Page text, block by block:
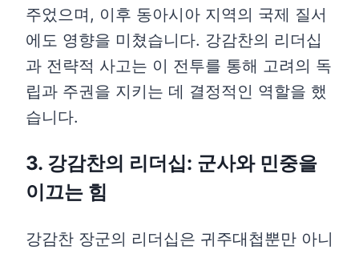
주었으며, 이후 동아시아 지역의 국제 질서
에도 영향을 미쳤습니다. 강감찬의 리더십
과 전략적 사고는 이 전투를 통해 고려의 독
립과 주권을 지키는 데 결정적인 역할을 했
습니다.
3. 강감찬의 리더십: 군사와 민중을
이끄는 힘
강감찬 장군의 리더십은 귀주대첩뿐만 아니